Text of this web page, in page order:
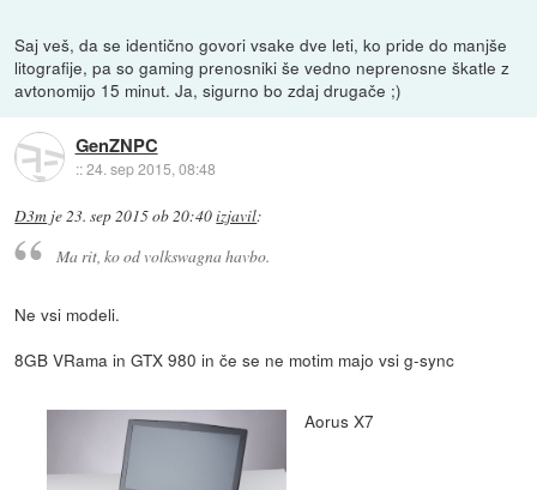
Saj veš, da se identično govori vsake dve leti, ko pride do manjše
litografije, pa so gaming prenosniki še vedno neprenosne škatle z
avtonomijo 15 minut. Ja, sigurno bo zdaj drugače ;)
GenZNPC
::24. sep 2015, 08:48
D3m je23. sep 2015 ob 20:40izjavil:
Ma rit, ko od volkswagna havbo.
Ne vsi modeli.
8GB VRama in GTX 980 in če se ne motim majo vsi g-sync
Aorus X7